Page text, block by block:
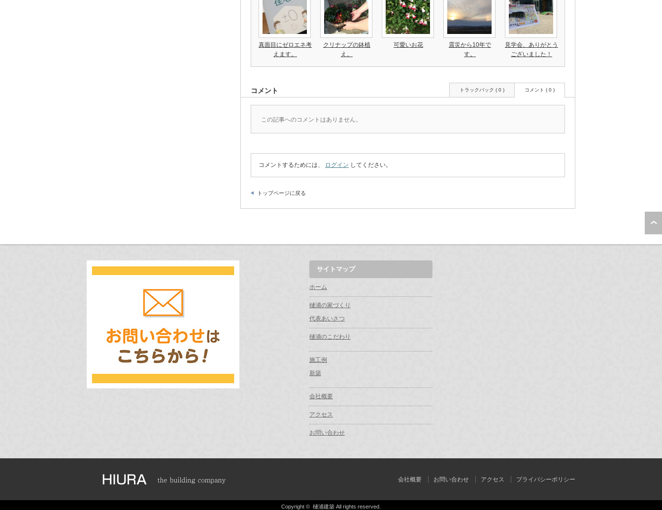
真面目にゼロエネ考
えます。
クリナップの鉢植
え。
可愛いお花
震災から10年で
す。
見学会、ありがとう
ございました！
コメント トラックバック ( 0 ) コメント ( 0 )
この記事へのコメントはありません。
コメントするためには、 ログイン してください。
トップページに戻る
サイトマップ
ホーム
樋浦の家づくり
代表あいさつ
樋浦のこだわり
施工例
新築
会社概要
アクセス
お問い合わせ
会社概要 お問い合わせ アクセス プライバシーポリシー
Copyright © 樋浦建築 All rights reserved.